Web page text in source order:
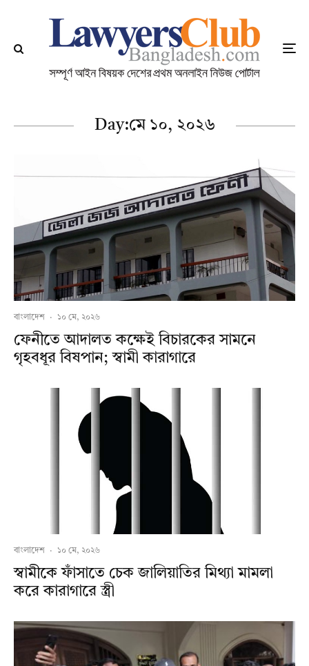
Day:মে ১০, ২০২৬
বাংলাদেশ · ১০ মে, ২০২৬
ফেনীতে আদালত কক্ষেই বিচারকের সামনে
গৃহবধূর বিষপান; স্বামী কারাগারে
বাংলাদেশ · ১০ মে, ২০২৬
স্বামীকে ফাঁসাতে চেক জালিয়াতির মিথ্যা মামলা
করে কারাগারে স্ত্রী